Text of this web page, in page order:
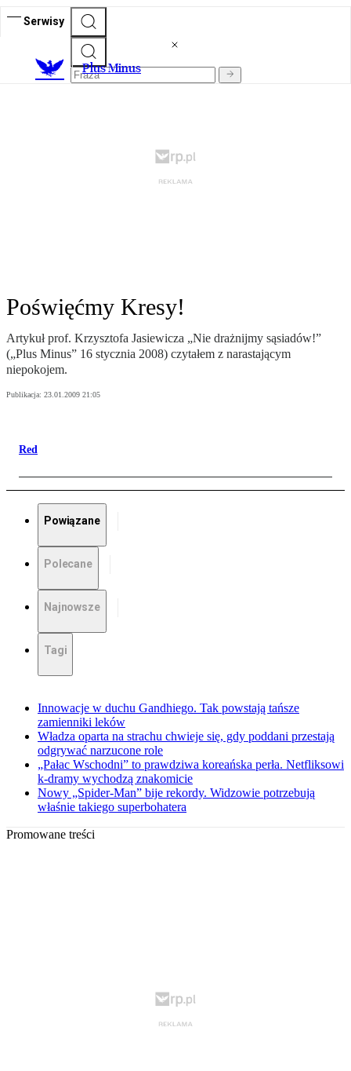
Serwisy
Plus Minus
Poświęćmy Kresy!
Artykuł prof. Krzysztofa Jasiewicza „Nie drażnijmy sąsiadów!”
(„Plus Minus” 16 stycznia 2008) czytałem z narastającym
niepokojem.
Publikacja: 23.01.2009 21:05
Red
Powiązane
Polecane
Najnowsze
Tagi
Innowacje w duchu Gandhiego. Tak powstają tańsze
zamienniki leków
Władza oparta na strachu chwieje się, gdy poddani przestają
odgrywać narzucone role
„Pałac Wschodni” to prawdziwa koreańska perła. Netfliksowi
k-dramy wychodzą znakomicie
Nowy „Spider-Man” bije rekordy. Widzowie potrzebują
właśnie takiego superbohatera
Promowane treści